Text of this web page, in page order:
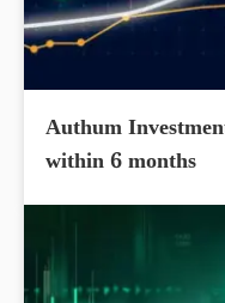
Authum
within 6 months